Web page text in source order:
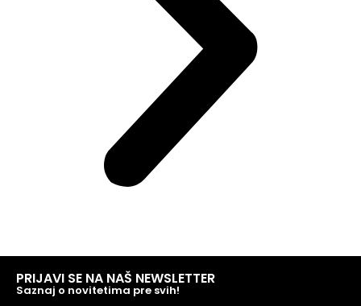
PRIJAVI SE NA NAŠ NEWSLETTER
Saznaj o novitetima pre svih!